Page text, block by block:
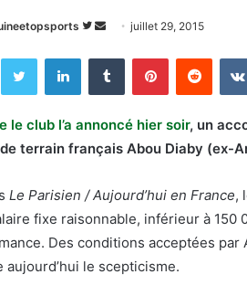
S
v
s
r
T
w
v
o
r
n
c
o
u
juillet 29, 2015
le club l’a annoncé hier soir, un
terrain français Abou Diaby (ex-
Le Parisien / Aujourd’hui en France,
fixe raisonnable, inférieur à
Des conditions acceptées
aujourd’hui le scepticisme.